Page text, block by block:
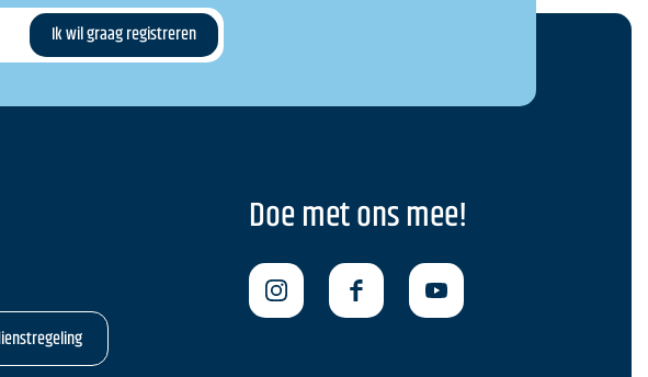
Doe met ons mee!